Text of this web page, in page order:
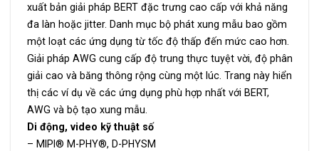
xuất bản giải pháp BERT đặc trưng cao cấp với khả năng
đa làn hoặc jitter. Danh mục bộ phát xung mẫu bao gồm
một loạt các ứng dụng từ tốc độ thấp đến mức cao hơn.
Giải pháp AWG cung cấp độ trung thực tuyệt vời, độ phân
giải cao và băng thông rộng cùng một lúc. Trang này hiển
thị các ví dụ về các ứng dụng phù hợp nhất với BERT,
AWG và bộ tạo xung mẫu.
Di động, video kỹ thuật số
– MIPI® M-PHY®, D-PHYSM